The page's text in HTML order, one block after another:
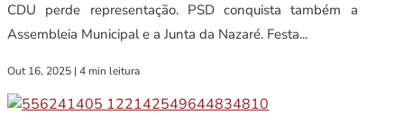
CDU perde representação. PSD conquista também a
Assembleia Municipal e a Junta da Nazaré. Festa...
Out 16, 2025 | 4 min leitura